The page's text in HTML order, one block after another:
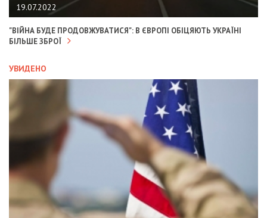
19.07.2022
"ВІЙНА БУДЕ ПРОДОВЖУВАТИСЯ": В ЄВРОПІ ОБІЦЯЮТЬ УКРАЇНІ
БІЛЬШЕ ЗБРОЇ
УВИДЕНО